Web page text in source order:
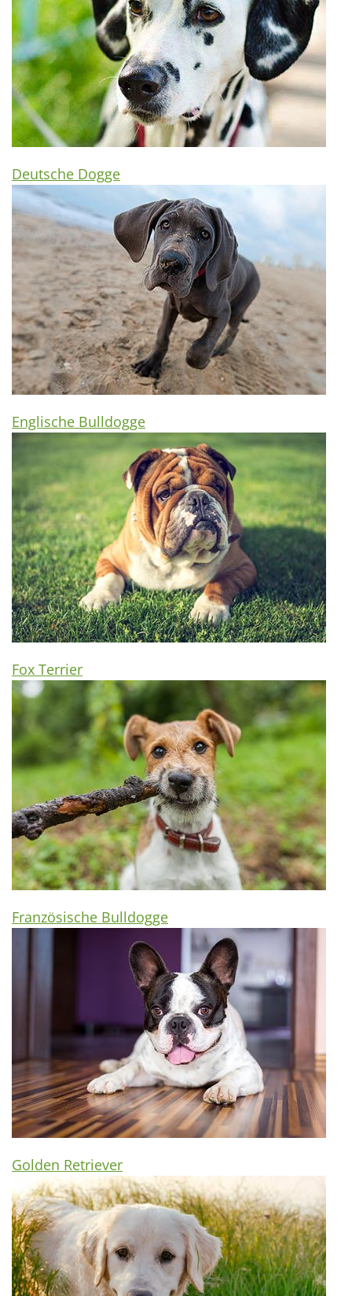
Deutsche Dogge
Englische Bulldogge
Fox Terrier
Französische Bulldogge
Golden Retriever